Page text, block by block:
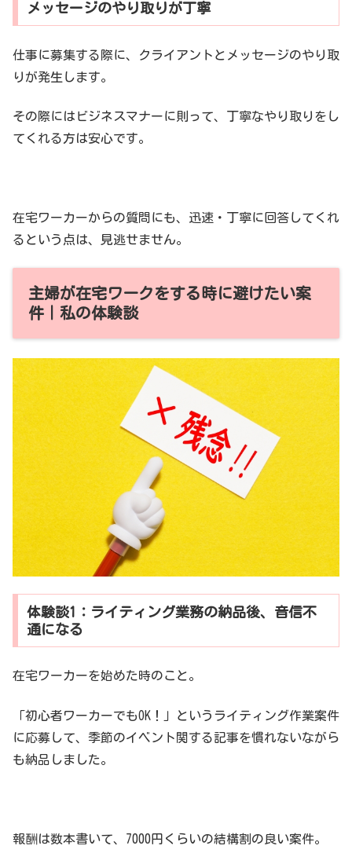
メッセージのやり取りが丁寧
仕事に募集する際に、クライアントとメッセージのやり取
りが発生します。
その際にはビジネスマナーに則って、丁寧なやり取りをし
てくれる方は安心です。
在宅ワーカーからの質問にも、迅速・丁寧に回答してくれ
るという点は、見逃せません。
主婦が在宅ワークをする時に避けたい案
件｜私の体験談
体験談1：ライティング業務の納品後、音信不
通になる
在宅ワーカーを始めた時のこと。
「初心者ワーカーでもOK！」というライティング作業案件
に応募して、季節のイベント関する記事を慣れないながら
も納品しました。
報酬は数本書いて、7000円くらいの結構割の良い案件。